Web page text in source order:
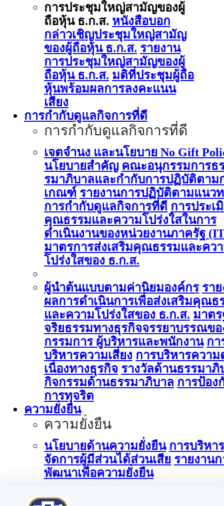
การประชุมใหญ่สามัญของผู้
ถือหุ้น ธ.ก.ส. หนังสือบอก
กล่าวเชิญประชุมใหญ่สามัญ
ของผู้ถือหุ้น ธ.ก.ส. รายงาน
การประชุมใหญ่สามัญของผู้
ถือหุ้น ธ.ก.ส. มติที่ประชุมผู้ถือ
หุ้นพร้อมผลการลงคะแนน
เสียง
การกำกับดูแลกิจการที่ดี
การกำกับดูแลกิจการที่ดี
เจตจำนง และนโยบาย No Gift
นโยบายสำคัญ คณะอนุกรรมการธ
รมาภิบาลและกำกับการปฏิบัติตาม
เกณฑ์ รายงานการปฏิบัติตามแนว
การกำกับดูแลกิจการที่ดี การประเ
คุณธรรมและความโปร่งใสในการ
ดำเนินงานของหน่วยงานภาครัฐ
มาตรการส่งเสริมคุณธรรมและคว
โปร่งใสของ ธ.ก.ส.
ผู้นำต้นแบบตามค่านิยมองค์กร รา
ผลการดำเนินการเพื่อส่งเสริมคุณธ
และความโปร่งใสของ ธ.ก.ส. มาต
จริยธรรมทางธุรกิจจรรยาบรรณขอ
กรรมการ ผู้บริหารและพนักงาน กา
บริหารความเสี่ยง การบริหารความ
เนื่องทางธุรกิจ รางวัลด้านธรรมาภิ
กิจกรรมด้านธรรมาภิบาล การป้อง
การทุจริต
ความยั่งยืน
ความยั่งยืน
นโยบายด้านความยั่งยืน การบริหาร
จัดการผู้มีส่วนได้ส่วนเสีย รายงานก
พัฒนาเพื่อความยั่งยืน
การบริหารจัดการด้านนวัตกรรม